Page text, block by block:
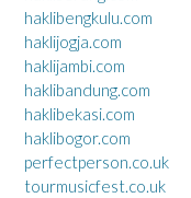
haklibengkulu.com
haklijogja.com
haklijambi.com
haklibandung.com
haklibekasi.com
haklibogor.com
perfectperson.co.uk
tourmusicfest.co.uk